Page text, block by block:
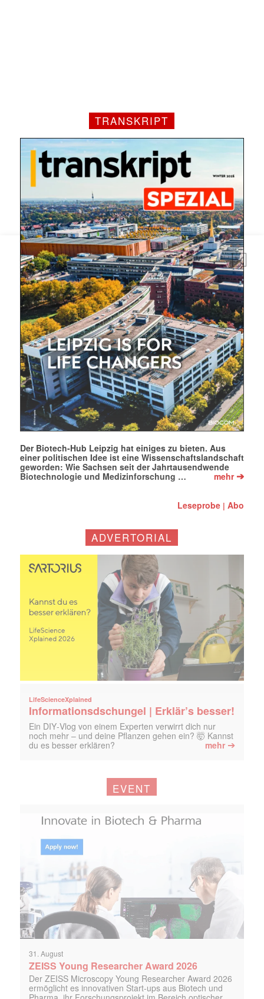
Mit dem |transkript-Newsletter
jede Woche aktuell informiert.
E-
Mail
(erforderlich)
TRANSKRIPT
Der Biotech-Hub Leipzig hat einiges zu bieten. Aus
einer politischen Idee ist eine Wissenschaftslandschaft
geworden: Wie Sachsen seit der Jahrtausendwende
Biotechnologie und Medizinforschung …
mehr➔
Leseprobe |Abo
ADVERTORIAL
LifeScienceXplained
Informationsdschungel | Erklär’s besser!
Ein DIY‑Vlog von einem Experten verwirrt dich nur
noch mehr – und deine Pflanzen gehen ein? 🤯 Kannst
du es besser erklären?
mehr ➔
EVENT
31. August
ZEISS Young Researcher Award 2026
Der ZEISS Microscopy Young Researcher Award 2026
ermöglicht es innovativen Start-ups aus Biotech und